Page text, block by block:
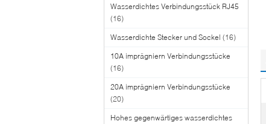
Wasserdichtes Verbindungsstück RJ45
(16)
Wasserdichte Stecker und Sockel (16)
10A imprägniern Verbindungsstücke
(16)
20A imprägniern Verbindungsstücke
(20)
Hohes gegenwärtiges wasserdichtes